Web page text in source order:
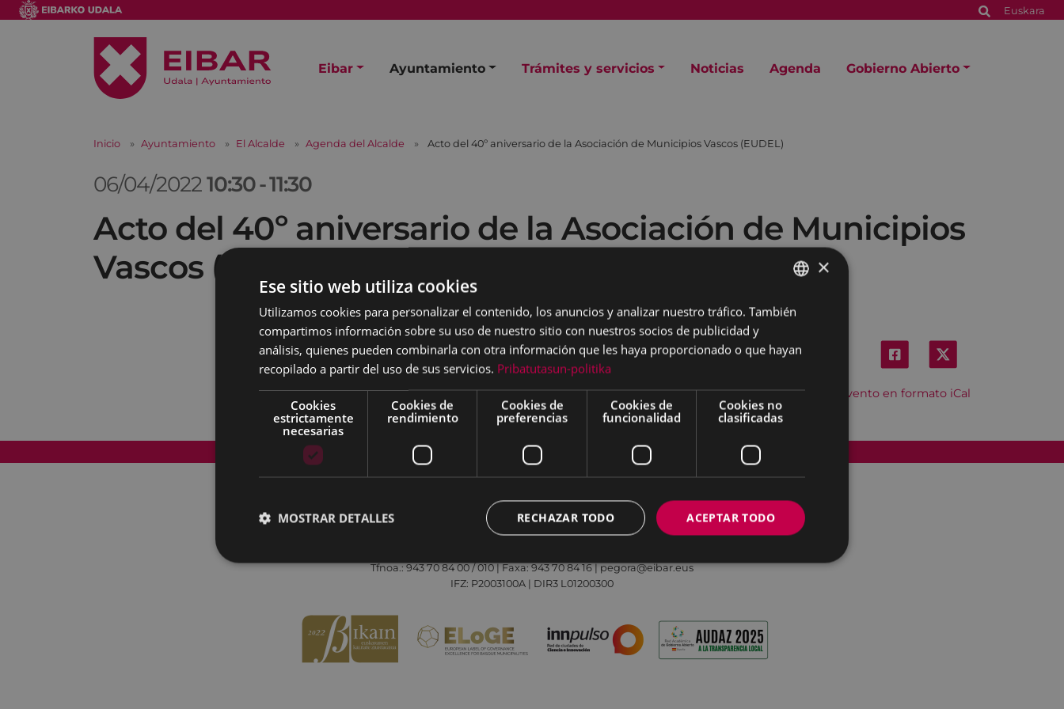
Euskara
Eibar Ayuntamiento Trámites y servicios Noticias Agenda Gobierno Abierto
Inicio Ayuntamiento El Alcalde Agenda del Alcalde Acto del 40º aniversario de la Asociación de Municipios Vascos (EUDEL)
06/04/202210:30-11:30
Acto del 40º aniversario de la Asociación de Municipios
Vascos (EUDEL)
Descargar el evento en formato iCal
Mapa del Sitio Aviso legal Política de cookies Contacto Accesibilidad
Todas las redes sociales del Ayuntamiento
Tfnoa.: 943 70 84 00 / 010 | Faxa: 943 70 84 16 | pegora@eibar.eus
IFZ: P2003100A | DIR3 L01200300
BASQUE
×
Ese sitio web utiliza cookies
Utilizamos cookies para personalizar el contenido, los anuncios y analizar nuestro tráfico. También
compartimos información sobre su uso de nuestro sitio con nuestros socios de publicidad y
análisis, quienes pueden combinarla con otra información que les haya proporcionado o que hayan
recopilado a partir del uso de sus servicios. Pribatutasun-politika
Cookies
estrictamente
necesarias
Cookies de
rendimiento
Cookies de
preferencias
Cookies de
funcionalidad
Cookies no
clasificadas
ACEPTAR TODO
RECHAZAR TODO
MOSTRAR DETALLES